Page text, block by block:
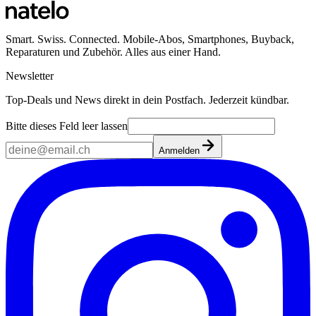
Smart. Swiss. Connected. Mobile-Abos, Smartphones, Buyback,
Reparaturen und Zubehör. Alles aus einer Hand.
Newsletter
Top-Deals und News direkt in dein Postfach. Jederzeit kündbar.
Bitte dieses Feld leer lassen
Anmelden